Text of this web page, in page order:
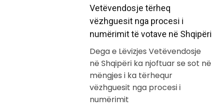
Vetëvendosje tërheq
vëzhguesit nga procesi i
numërimit të votave në Shqipëri
Dega e Lëvizjes Vetëvendosje
në Shqipëri ka njoftuar se sot në
mëngjes i ka tërhequr
vëzhguesit nga procesi i
numërimit